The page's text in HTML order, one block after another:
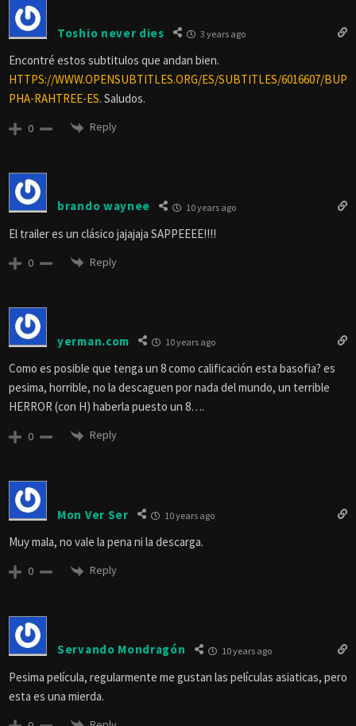
Toshio never dies 3 years ago
Encontré estos subtitulos que andan bien.
HTTPS://WWW.OPENSUBTITLES.ORG/ES/SUBTITLES/6016607/BUP
PHA-RAHTREE-ES. Saludos.
0 Reply
brando waynee 10 years ago
El trailer es un clásico jajajaja SAPPEEEE!!!!
0 Reply
yerman.com 10 years ago
Como es posible que tenga un 8 como calificación esta basofia? es
pesima, horrible, no la descaguen por nada del mundo, un terrible
HERROR (con H) haberla puesto un 8….
0 Reply
Mon Ver Ser 10 years ago
Muy mala, no vale la pena ni la descarga.
0 Reply
Servando Mondragón 10 years ago
Pesima película, regularmente me gustan las películas asiaticas, pero
esta es una mierda.